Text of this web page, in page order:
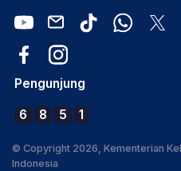
Pengunjung
6 8 5 1
© Copyright 2026, Kementerian
Indonesia